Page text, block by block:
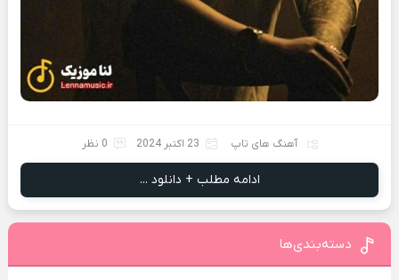
آهنگ های تاپ 23 اکتبر 2024 0 نظر
ادامه مطلب + دانلود ...
دسته‌بندی‌ها